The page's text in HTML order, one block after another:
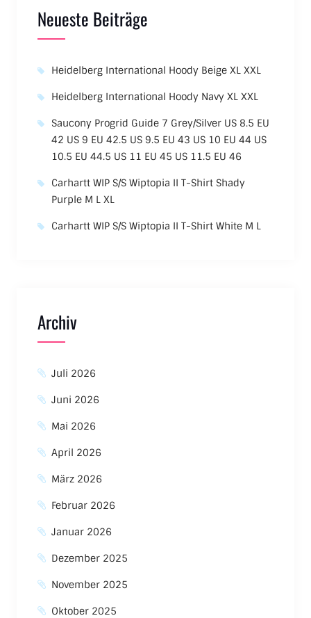
Neueste Beiträge
Heidelberg International Hoody Beige XL XXL
Heidelberg International Hoody Navy XL XXL
Saucony Progrid Guide 7 Grey/Silver US 8.5 EU
42 US 9 EU 42.5 US 9.5 EU 43 US 10 EU 44 US
10.5 EU 44.5 US 11 EU 45 US 11.5 EU 46
Carhartt WIP S/S Wiptopia II T-Shirt Shady
Purple M L XL
Carhartt WIP S/S Wiptopia II T-Shirt White M L
Archiv
Juli 2026
Juni 2026
Mai 2026
April 2026
März 2026
Februar 2026
Januar 2026
Dezember 2025
November 2025
Oktober 2025